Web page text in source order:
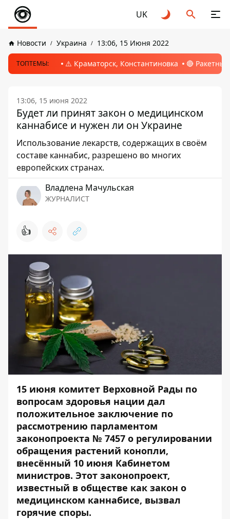
UK
Новости Украина 13:06, 15 Июня 2022
ТОПТЕМЫ: ⚠️ Краматорск, Константиновка 🔴
13:06, 15 июня 2022
Будет ли принят закон о медицинском
каннабисе и нужен ли он Украине
Использование лекарств, содержащих в своём
составе каннабис, разрешено во многих
европейских странах.
Владлена Мачульская
ЖУРНАЛИСТ
👍
15 июня комитет Верховной Рады по
вопросам здоровья нации дал
положительное заключение по
рассмотрению парламентом
законопроекта № 7457 о регулировании
обращения растений конопли,
внесённый 10 июня Кабинетом
министров. Этот законопроект,
известный в обществе как закон о
медицинском каннабисе, вызвал
горячие споры.